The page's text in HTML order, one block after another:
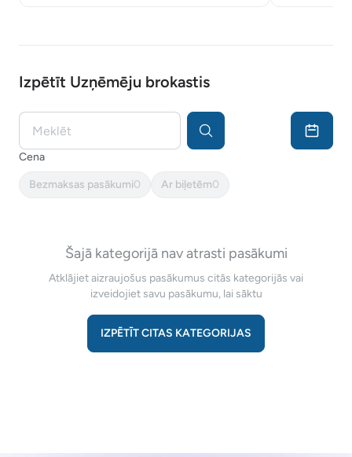
Izpētīt Uzņēmēju brokastis
Meklēt
Cena
Bezmaksas pasākumi0 Ar biļetēm0
Šajā kategorijā nav atrasti pasākumi
Atklājiet aizraujošus pasākumus citās kategorijās vai
izveidojiet savu pasākumu, lai sāktu
IZPĒTĪT CITAS KATEGORIJAS